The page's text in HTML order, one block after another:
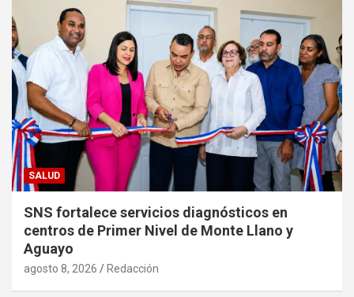
SALUD
SNS fortalece servicios diagnósticos en
centros de Primer Nivel de Monte Llano y
Aguayo
agosto 8, 2026 Redacción